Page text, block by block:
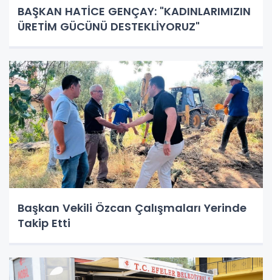
BAŞKAN HATİCE GENÇAY: "KADINLARIMIZIN
ÜRETİM GÜCÜNÜ DESTEKLİYORUZ"
Başkan Vekili Özcan Çalışmaları Yerinde
Takip Etti